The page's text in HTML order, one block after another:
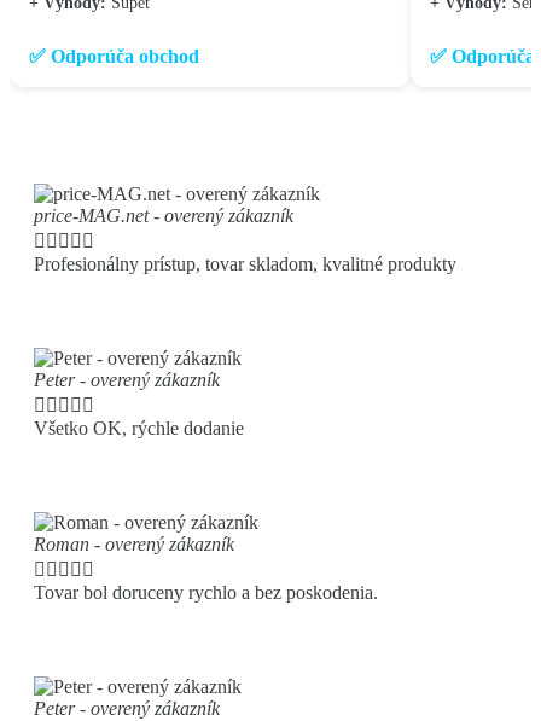
✅ Odporúča obchod ✅ Odporúča
price-MAG.net - overený zákazník
    
Profesionálny prístup, tovar skladom, kvalitné produkty
Peter - overený zákazník
    
Všetko OK, rýchle dodanie
Roman - overený zákazník
    
Tovar bol doruceny rychlo a bez poskodenia.
Peter - overený zákazník